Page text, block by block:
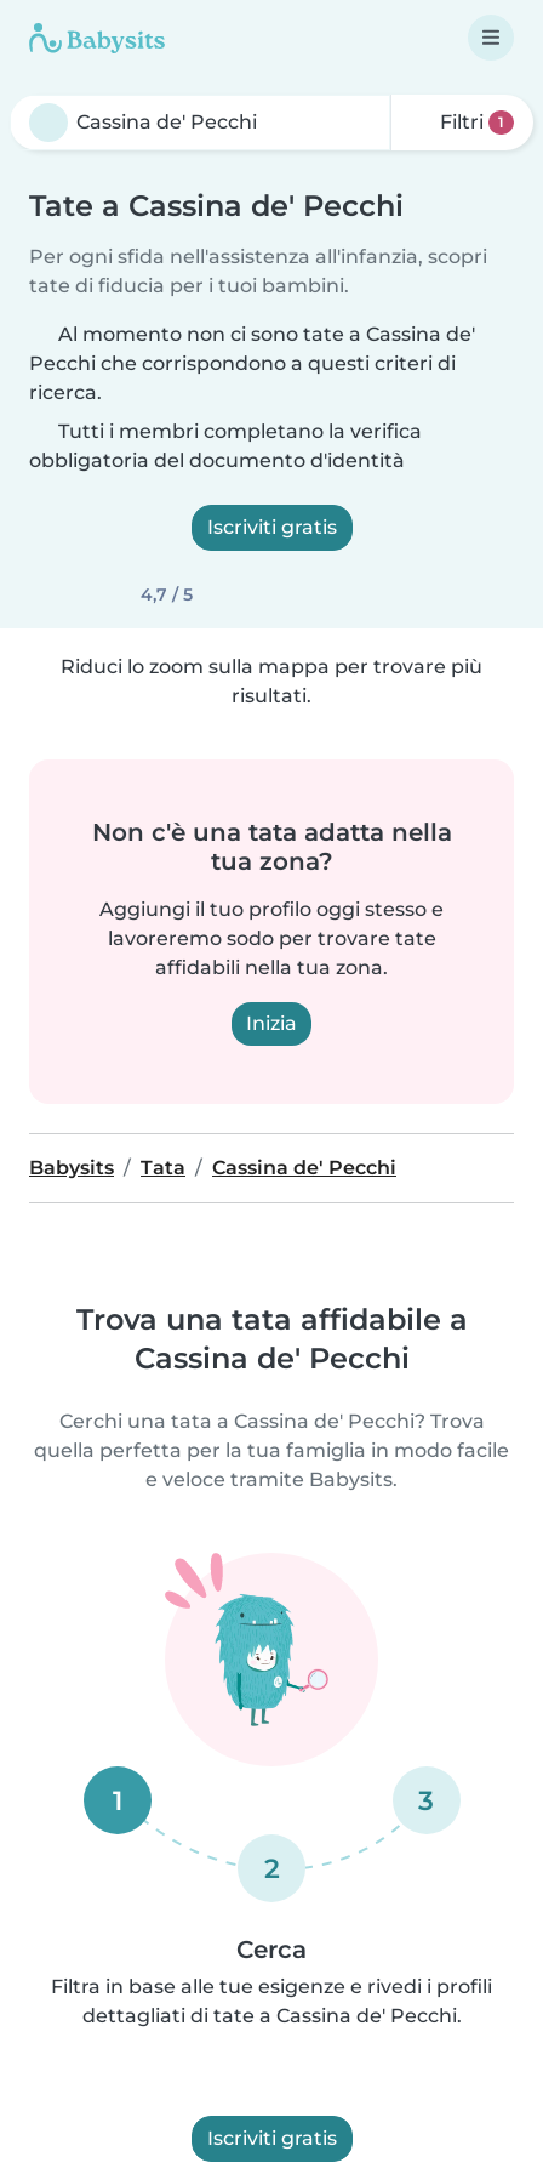
Filtri 1
Tate a Cassina de' Pecchi
Per ogni sfida nell'assistenza all'infanzia, scopri
tate di fiducia per i tuoi bambini.
Al momento non ci sono tate a Cassina de'
Pecchi che corrispondono a questi criteri di
ricerca.
Tutti i membri completano la verifica
obbligatoria del documento d'identità
Iscriviti gratis
4,7 / 5
Riduci lo zoom sulla mappa per trovare più
risultati.
Non c'è una tata adatta nella
tua zona?
Aggiungi il tuo profilo oggi stesso e
lavoreremo sodo per trovare tate
affidabili nella tua zona.
Inizia
Babysits Tata Cassina de' Pecchi
Trova una tata affidabile a
Cassina de' Pecchi
Cerchi una tata a Cassina de' Pecchi? Trova
quella perfetta per la tua famiglia in modo facile
e veloce tramite Babysits.
1
2
3
Cerca
Filtra in base alle tue esigenze e rivedi i profili
dettagliati di tate a Cassina de' Pecchi.
Iscriviti gratis